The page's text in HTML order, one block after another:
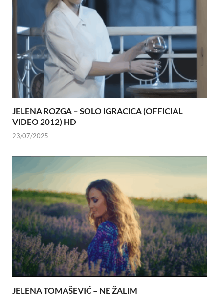
JELENA ROZGA – SOLO IGRACICA (OFFICIAL
VIDEO 2012) HD
23/07/2025
JELENA TOMAŠEVIĆ – NE ŽALIM